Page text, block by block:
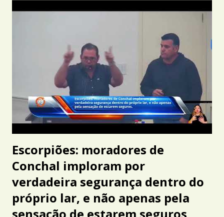
Escorpiões: moradores de
Conchal imploram por
verdadeira segurança dentro do
próprio lar, e não apenas pela
sensação de estarem seguros